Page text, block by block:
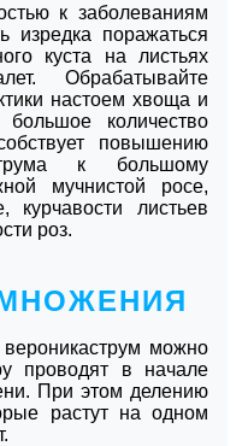
к заболеваниям
изредка поражаться
куста на листьях
Обрабатывайте
настоем хвоща и
количество
повышению
к большому
мучнистой росе,
курчавости листьев
роз.
можно
проводят в начале
При этом делению
растут на одном